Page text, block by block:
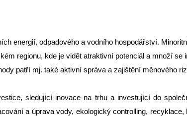
energií, odpadového a vodního hospodářství.
regionu, kde je vidět atraktivní potenciál a množí
patří mj. také aktivní správa a zajištění měnového
sledující inovace na trhu a investující do
a úprava vody, ekologický controlling,